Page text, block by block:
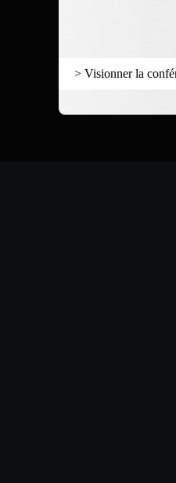
> Visionner la